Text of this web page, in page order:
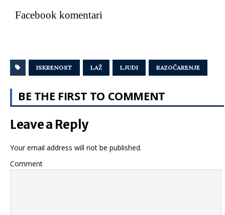
Facebook komentari
ISKRENOST LAŽ LJUDI RAZOČARENJE
BE THE FIRST TO COMMENT
Leave a Reply
Your email address will not be published.
Comment